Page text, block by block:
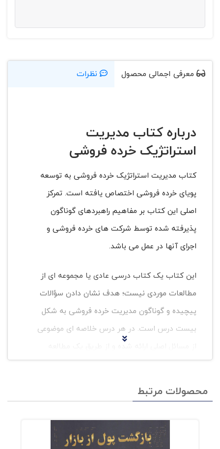
معرفی اجمالی محصول نظرات
درباره کتاب مدیریت
استراتژیک خرده فروشی
کتاب مدیریت استراتژیک خرده فروشی به توسعه
پویای خرده فروشی اختصاص یافته است. تمرکز
اصلی این کتاب بر مفاهیم راهبردهای گوناگون
پذیرفته شده توسط شرکت های خرده فروشی و
اجرای آنها در عمل می باشد.
این کتاب یک کتاب درسی عادی یا مجموعه ای از
مطالعات موردی نیست؛ هدف نشان دادن سؤالات
پیچیده و گوناگون مدیریت خرده فروشی به شکل
بیست درس است. در هر درس خلاصه ای موضوعی
موردی جامع نشان داده شده اند.
نمونه های مطرح شده در کتاب مدیریت استراتژیک
شناخته شده بین المللی هستند تا درک آنچه در
مدیریت خرده فروشی راهبردی دخیل است، تسهیل و
محصولات مرتبط